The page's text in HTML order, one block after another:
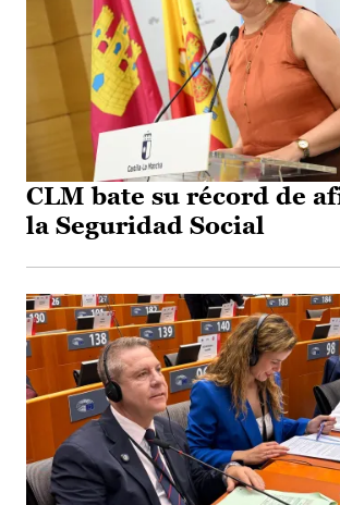
CLM bate su récord de
la Seguridad Social